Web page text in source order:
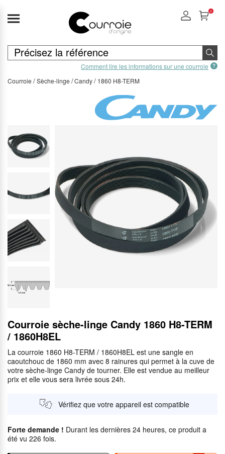
Comment lire les informations sur une courroie
0
Courroie Sèche-linge Candy 1860 H8-TERM
Courroie sèche-linge Candy 1860 H8-TERM
/ 1860H8EL
La courroie 1860 H8-TERM / 1860H8EL est une sangle en
caoutchouc de 1860 mm avec 8 rainures qui permet à la cuve de
votre sèche-linge Candy de tourner. Elle est vendue au meilleur
prix et elle vous sera livrée sous 24h.
Vérifiez que votre appareil est compatible
Forte demande ! Durant les dernières 24 heures, ce produit a
été vu 226 fois.